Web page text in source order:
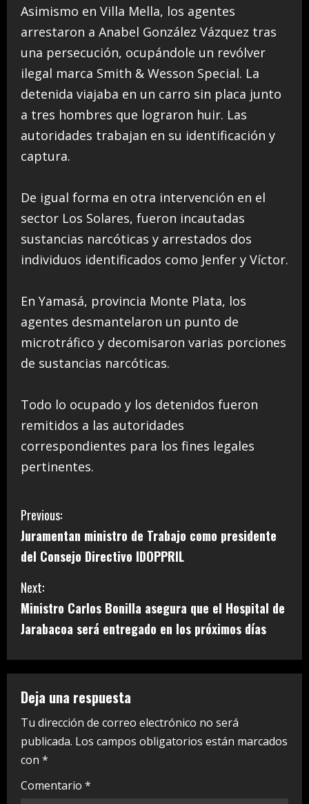
Asimismo en Villa Mella, los agentes
arrestaron a Anabel González Vázquez tras
una persecución, ocupándole un revólver
ilegal marca Smith & Wesson Special. La
detenida viajaba en un carro sin placa junto
a tres hombres que lograron huir. Las
autoridades trabajan en su identificación y
captura.
De igual forma en otra intervención en el
sector Los Solares, fueron incautadas
sustancias narcóticas y arrestados dos
individuos identificados como Jenfer y Víctor.
En Yamasá, provincia Monte Plata, los
agentes desmantelaron un punto de
microtráfico y decomisaron varias porciones
de sustancias narcóticas.
Todo lo ocupado y los detenidos fueron
remitidos a las autoridades
correspondientes para los fines legales
pertinentes.
C
o
n
t
i
n
u
e
R
e
Previous:
Juramentan ministro de Trabajo como presidente
del Consejo Directivo IDOPPRIL
Next:
Ministro Carlos Bonilla asegura que el Hospital de
Jarabacoa será entregado en los próximos días
Deja una respuesta
Tu dirección de correo electrónico no será
publicada. Los campos obligatorios están marcados
con *
Comentario *